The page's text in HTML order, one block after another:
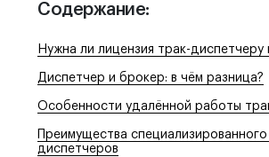
+1 855-638-6791
Звоните и пишите в любое удобное для
Содержание:
Нужна ли лицензия трак-
Диспетчер и брокер: в чём разница?
Особенности удалённой работы
Преимущества
диспетчеров